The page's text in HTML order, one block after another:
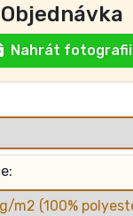
Objednávka
Nahrát fotografii